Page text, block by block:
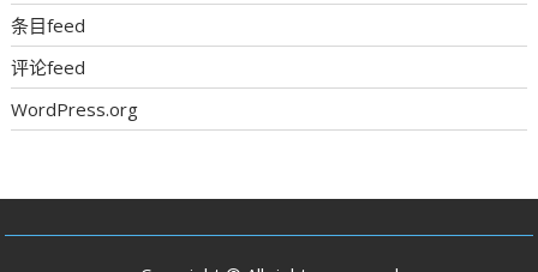
条目feed
评论feed
WordPress.org